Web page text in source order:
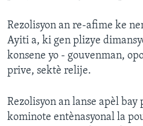
Rezolisyon an re-afime ke
Ayiti a, ki gen plizye
konsene yo - gouvenman,
prive, sektè relije.
Rezolisyon an lanse apèl bay
kominote entènasyonal la